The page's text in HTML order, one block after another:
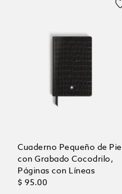
Cuaderno Pequeño de Piel
con Grabado Cocodrilo,
Páginas con Líneas
$ 95.00